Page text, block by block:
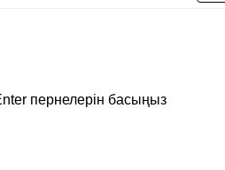
пернелерін басыңыз